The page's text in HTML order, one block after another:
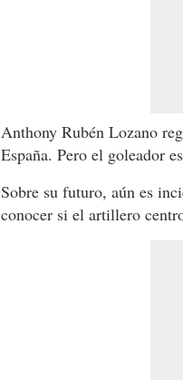
Anthony Rubén Lozano
España. Pero el goleador
Sobre su futuro, aún es
conocer si el artillero